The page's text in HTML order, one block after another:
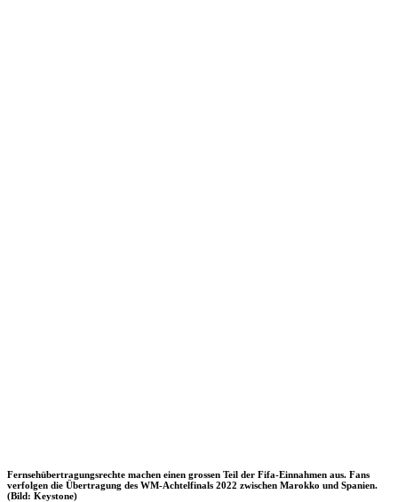
Fernsehübertragungsrechte machen einen grossen Teil der Fifa-Einnahmen aus. Fans
verfolgen die Übertragung des WM-Achtelfinals 2022 zwischen Marokko und Spanien.
(Bild: Keystone)